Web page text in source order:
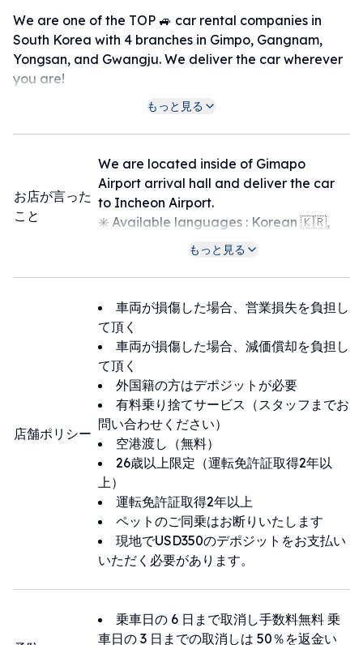
We are one of the TOP 🚙 car rental companies in
South Korea with 4 branches in Gimpo, Gangnam,
Yongsan, and Gwangju. We deliver the car wherever
you are!
Enjoy your trip with Gogo Rent a car anywhere in
もっと見る
お店が言った
こと
We are located inside of Gimapo
Airport arrival hall and deliver the car
to Incheon Airport.
✳️ Available languages : Korean 🇰🇷,
Taiwanese 🇹🇼, Chinese 🇨🇳, Japanese
✳️ Contact information :
• Contact number : +82 010-7732-3628
• Kakaotalk : 고고렌트카
(http://pf.kakao.com/_rNAnC)
• Line : @839rjlqx
(https://page.line.me/839rjlqx)
• WeChat : GOGORentACar
• Whastapp :
https://wa.me/821077323628
もっと見る
店舗ポリシー
車両が損傷した場合、営業損失を負担し
て頂く
車両が損傷した場合、減価償却を負担し
て頂く
外国籍の方はデポジットが必要
有料乗り捨てサービス（スタッフまでお
問い合わせください）
空港渡し（無料）
26歳以上限定（運転免許証取得2年以
上）
運転免許証取得2年以上
ペットのご同乗はお断りいたします
現地でUSD350のデポジットをお支払い
いただく必要があります。
乗車日の 6 日まで取消し手数料無料 乗
車日の 3 日までの取消しは 50％を返金い